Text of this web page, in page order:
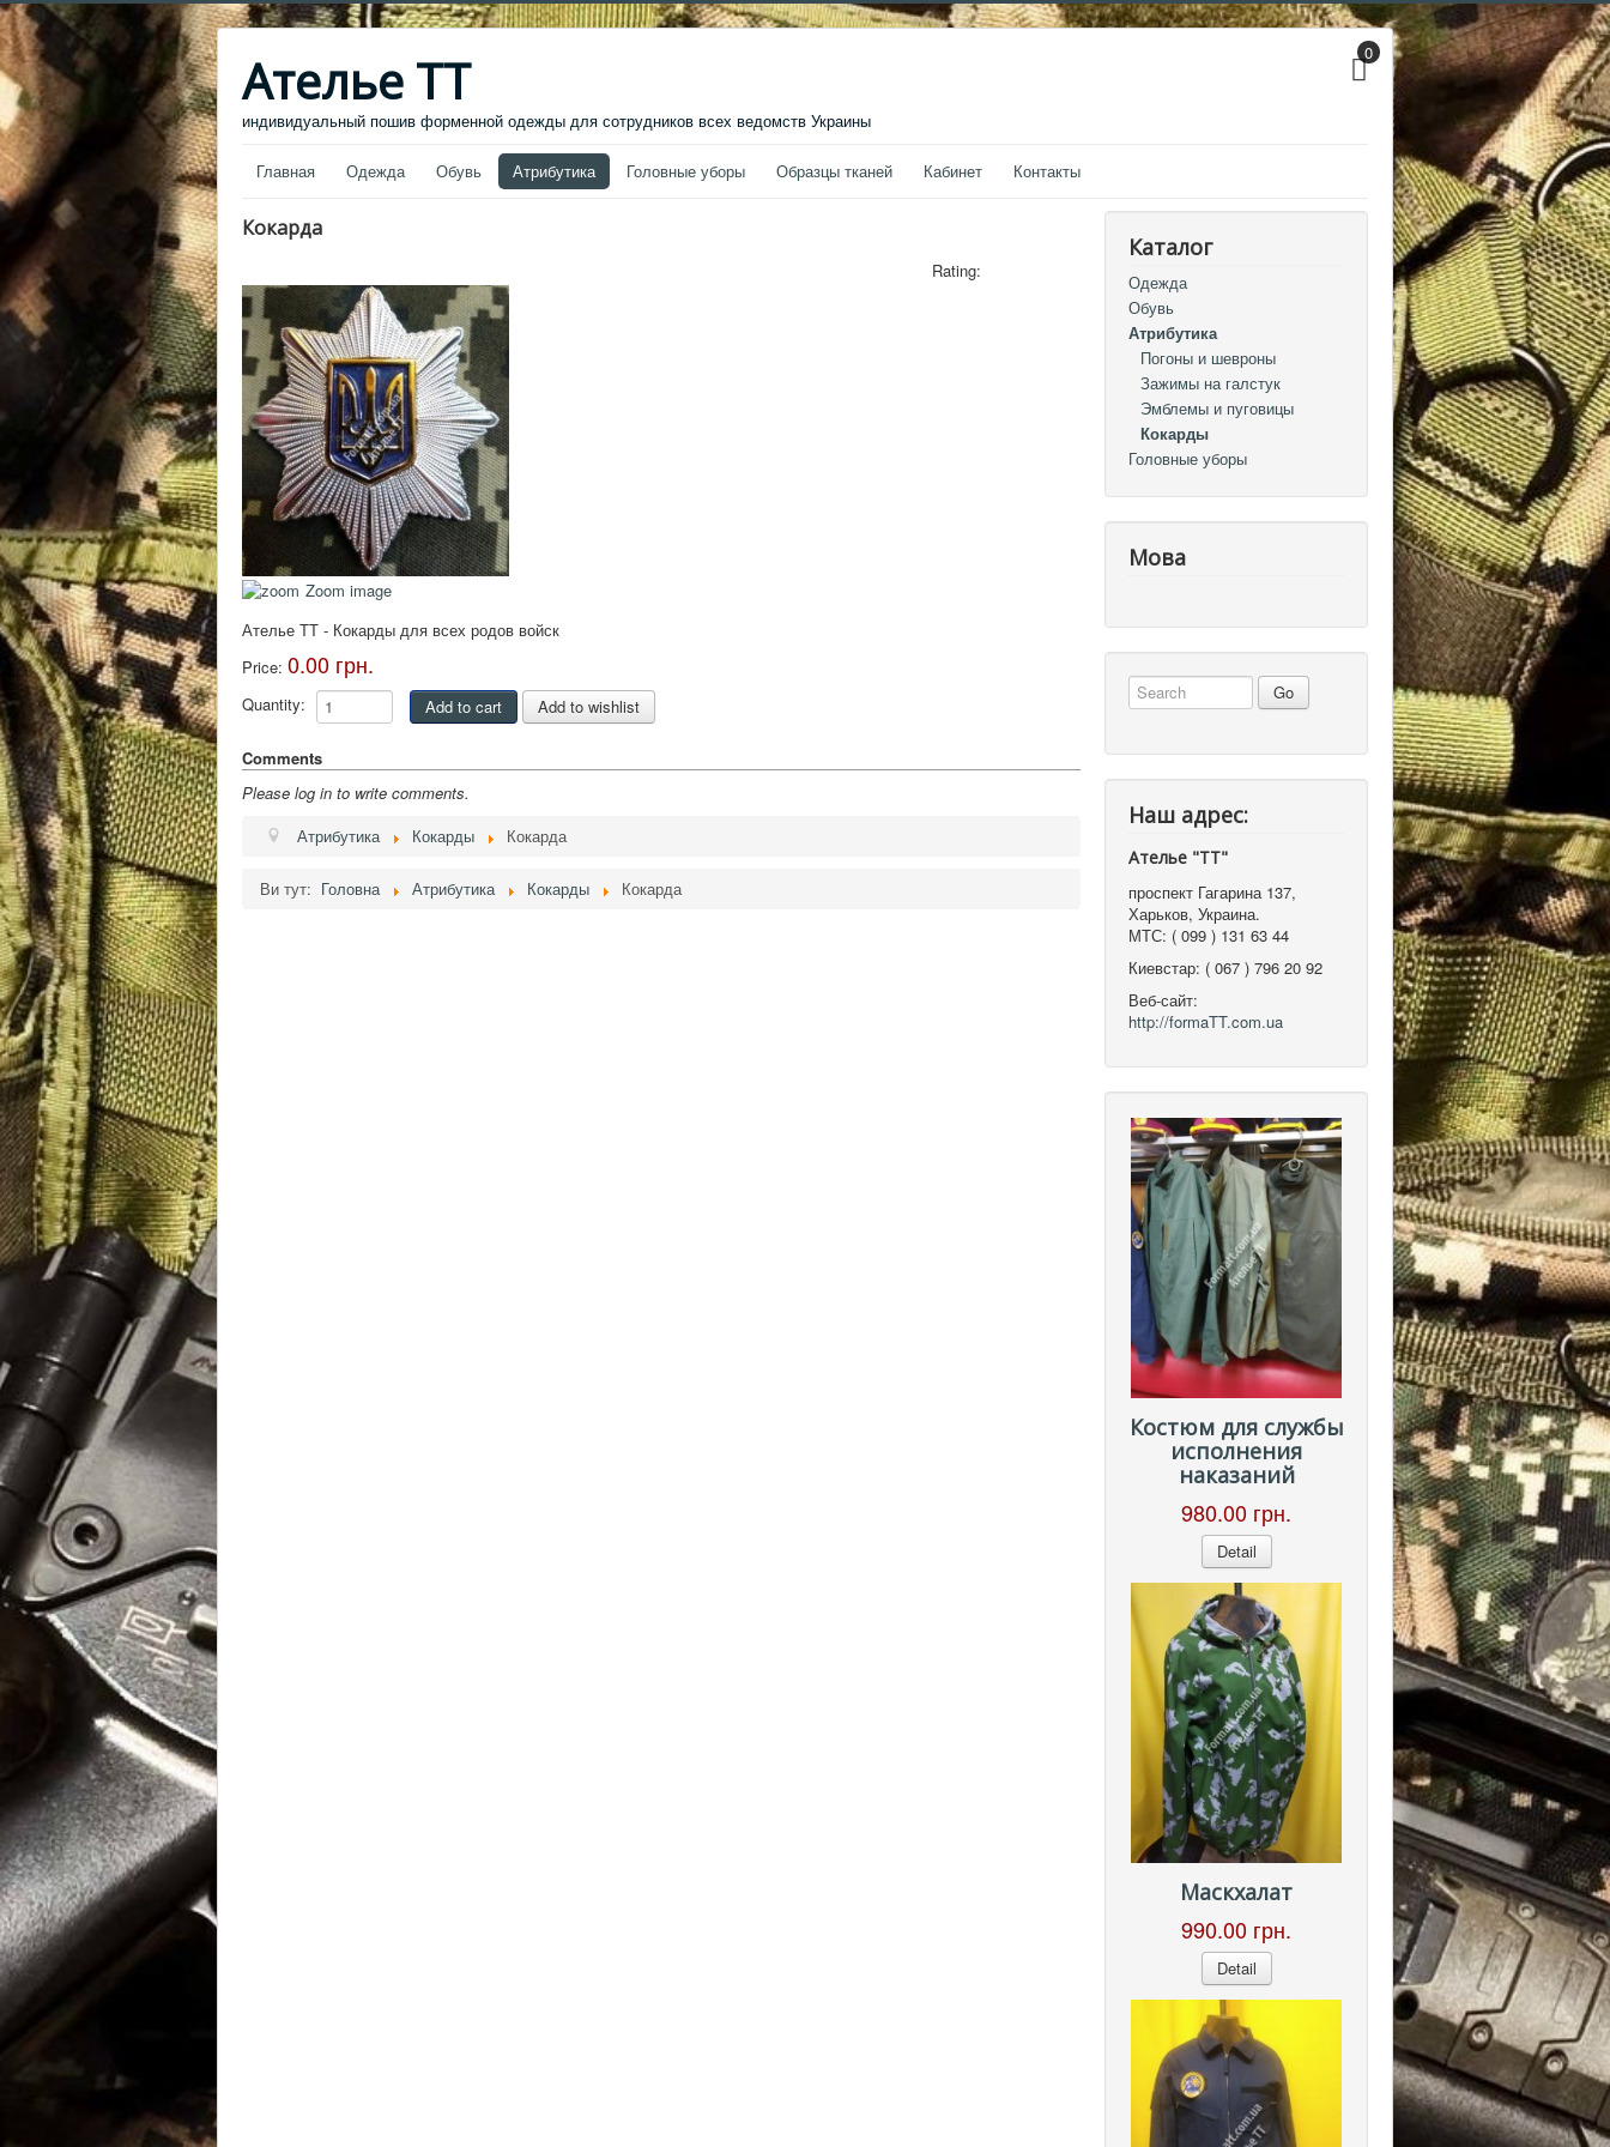
Ателье ТТ
индивидуальный пошив форменной одежды для сотрудников всех ведомств Украины
0
Главная Одежда Обувь Атрибутика Головные уборы Образцы тканей Кабинет Контакты
Кокарда
Rating:
Zoom image
Ателье ТТ - Кокарды для всех родов войск
Price: 0.00 грн.
Quantity:
Comments
Please log in to write comments.
Атрибутика
Кокарды Кокарда
Ви тут: Головна Атрибутика Кокарды Кокарда
Каталог
Одежда
Обувь
Атрибутика
Погоны и шевроны
Зажимы на галстук
Эмблемы и пуговицы
Кокарды
Головные уборы
Мова
Наш адрес:
Ателье "ТТ"
проспект Гагарина 137,
Харьков, Украина.
МТС: ( 099 ) 131 63 44
Киевстар: ( 067 ) 796 20 92
Веб-сайт:
http://formaTT.com.ua
Костюм для службы
исполнения
наказаний
980.00 грн.
Detail
Маскхалат
990.00 грн.
Detail